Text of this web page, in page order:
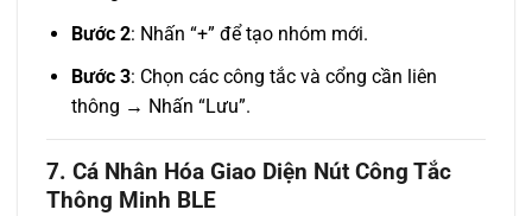
Bước 2: Nhấn “+” để tạo nhóm mới.
Bước 3: Chọn các công tắc và cổng cần liên
thông → Nhấn “Lưu”.
7. Cá Nhân Hóa Giao Diện Nút Công Tắc
Thông Minh BLE